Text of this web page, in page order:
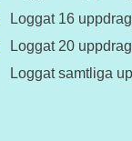
Loggat 16
Loggat 20
Loggat samtliga